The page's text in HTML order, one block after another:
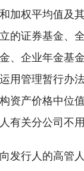
加权平均值及
的证券基金、
、企业年金基
用管理暂行办
资产价格中位
有关分公司不用
发行人的高管